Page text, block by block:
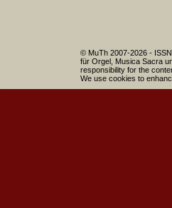
© MuTh 2007-2026 -
für Orgel, Musica Sacra
responsibility for the
We use cookies to